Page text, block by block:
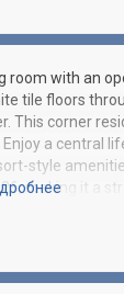
with an
tile floors
This corner
a central
style
making it a